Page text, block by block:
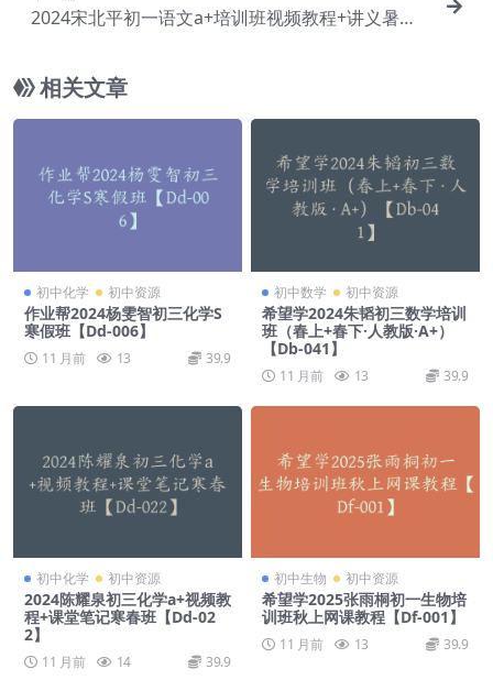
2024宋北平初一语文a+培训班视频教程+讲义暑秋
相关文章
初中化学 初中资源
作业帮2024杨雯智初三化学S
寒假班【Dd-006】
11 月前 13 39.9
初中数学 初中资源
希望学2024朱韬初三数学培训
班（春上+春下·人教版·A+）
【Db-041】
11 月前 13 39.9
初中化学 初中资源
2024陈耀泉初三化学a+视频教
程+课堂笔记寒春班【Dd-02
2】
11 月前 14 39.9
初中生物 初中资源
希望学2025张雨桐初一生物培
训班秋上网课教程【Df-001】
11 月前 13 39.9